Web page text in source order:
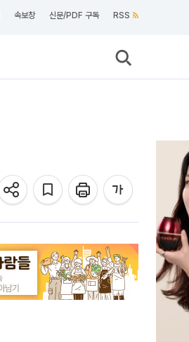
속보창 신문/PDF 구독 RSS